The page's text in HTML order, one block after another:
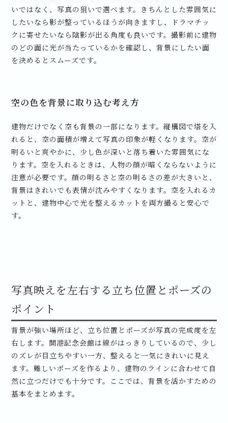
いではなく、写真の狙いで選べます。きちんとした雰囲気に
したいなら影が整っているほうが向きますし、ドラマチッ
クに寄せたいなら陰影が出る角度も良いです。撮影前に建物
のどの面に光が当たっているかを確認し、背景にしたい面
を決めるとスムーズです。
空の色を背景に取り込む考え方
建物だけでなく空も背景の一部になります。縦構図で塔を入
れると、空の面積が増えて写真の印象が軽くなります。空が
明るいと爽やかに、少し色が深いと落ち着いた雰囲気にな
ります。空を入れるときは、人物の顔が暗くならないように
注意が必要です。顔の明るさと空の明るさの差が大きいと、
背景はきれいでも表情が沈みやすくなります。空を入れるカ
ットと、建物中心で光を整えるカットを両方撮ると安心で
す。
写真映えを左右する立ち位置とポーズの
ポイント
背景が強い場所ほど、立ち位置とポーズが写真の完成度を左
右します。開港記念会館は線がはっきりしているので、少し
のズレが目立ちやすい一方、整えると一気にきれいに見え
ます。難しいポーズを作るより、建物のラインに合わせて自
然に立つだけでも十分です。ここでは、背景を活かすための
基本をまとめます。